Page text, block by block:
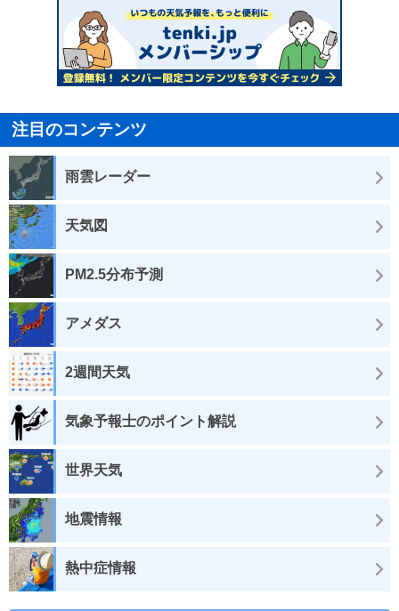
注目のコンテンツ
雨雲レーダー
天気図
PM2.5分布予測
アメダス
2週間天気
気象予報士のポイント解説
世界天気
地震情報
熱中症情報